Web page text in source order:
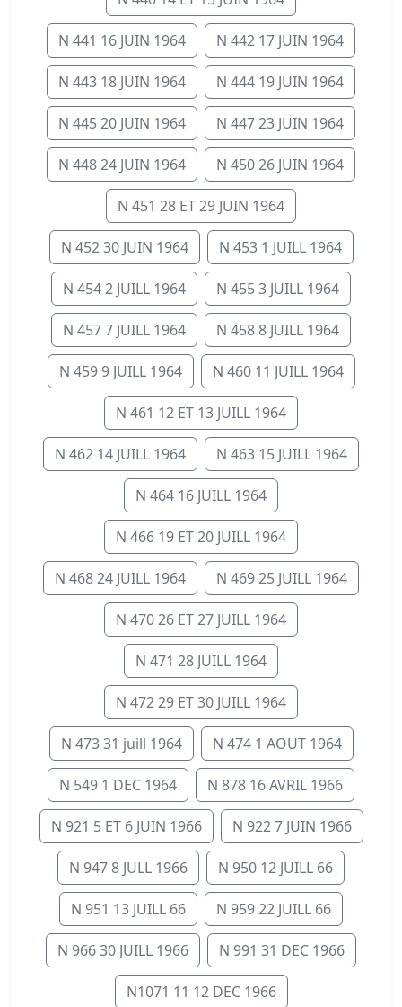
N 441 16 JUIN 1964 N 442 17 JUIN 1964
N 443 18 JUIN 1964 N 444 19 JUIN 1964
N 445 20 JUIN 1964 N 447 23 JUIN 1964
N 448 24 JUIN 1964 N 450 26 JUIN 1964
N 451 28 ET 29 JUIN 1964
N 452 30 JUIN 1964 N 453 1 JUILL 1964
N 454 2 JUILL 1964 N 455 3 JUILL 1964
N 457 7 JUILL 1964 N 458 8 JUILL 1964
N 459 9 JUILL 1964 N 460 11 JUILL 1964
N 461 12 ET 13 JUILL 1964
N 462 14 JUILL 1964 N 463 15 JUILL 1964
N 464 16 JUILL 1964
N 466 19 ET 20 JUILL 1964
N 468 24 JUILL 1964 N 469 25 JUILL 1964
N 470 26 ET 27 JUILL 1964
N 471 28 JUILL 1964
N 472 29 ET 30 JUILL 1964
N 473 31 juill 1964 N 474 1 AOUT 1964
N 549 1 DEC 1964 N 878 16 AVRIL 1966
N 921 5 ET 6 JUIN 1966 N 922 7 JUIN 1966
N 947 8 JULL 1966 N 950 12 JUILL 66
N 951 13 JUILL 66 N 959 22 JUILL 66
N 966 30 JUILL 1966 N 991 31 DEC 1966
N1071 11 12 DEC 1966